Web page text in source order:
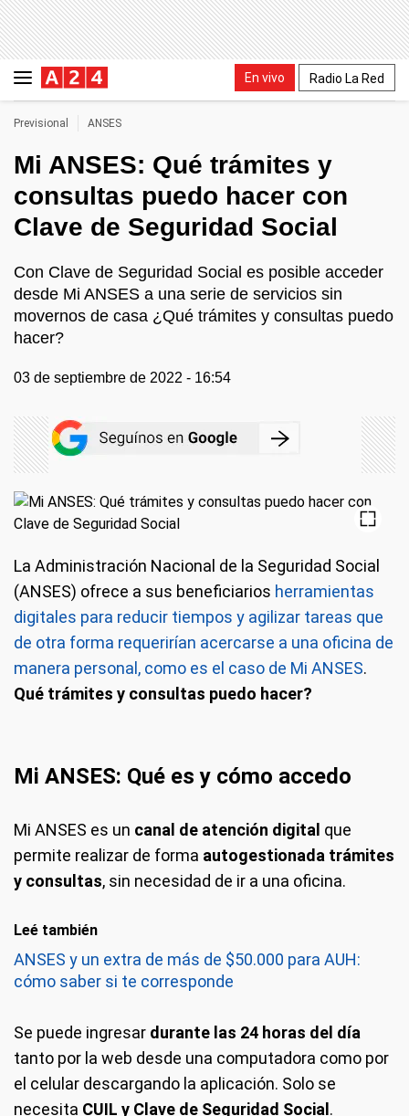
En vivo Radio La Red
Previsional ANSES
Mi ANSES: Qué trámites y
consultas puedo hacer con
Clave de Seguridad Social
Con Clave de Seguridad Social es posible acceder
desde Mi ANSES a una serie de servicios sin
movernos de casa ¿Qué trámites y consultas puedo
hacer?
03 de septiembre de 2022 - 16:54
La Administración Nacional de la Seguridad Social
(ANSES) ofrece a sus beneficiarios herramientas
digitales para reducir tiempos y agilizar tareas que
de otra forma requerirían acercarse a una oficina de
manera personal, como es el caso de Mi ANSES.
Qué trámites y consultas puedo hacer?
Mi ANSES: Qué es y cómo accedo
Mi ANSES es un canal de atención digital que
permite realizar de forma autogestionada trámites
y consultas, sin necesidad de ir a una oficina.
Leé también
ANSES y un extra de más de $50.000 para AUH:
cómo saber si te corresponde
Se puede ingresar durante las 24 horas del día
tanto por la web desde una computadora como por
el celular descargando la aplicación. Solo se
necesita CUIL y Clave de Seguridad Social .